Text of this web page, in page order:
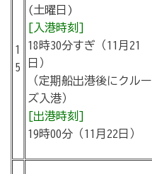
1
5
(土曜日)
[入港時刻]
18時30分すぎ（11月21
日）
（定期船出港後にクルー
ズ入港）
[出港時刻]
19時00分（11月22日）